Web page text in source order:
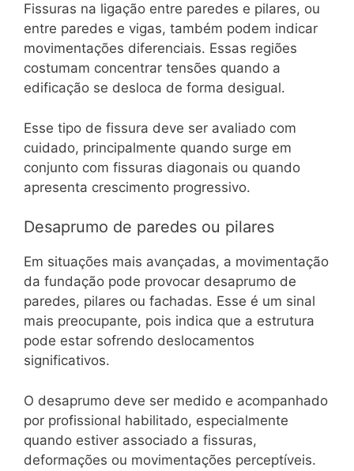
Fissuras na ligação entre paredes e pilares, ou
entre paredes e vigas, também podem indicar
movimentações diferenciais. Essas regiões
costumam concentrar tensões quando a
edificação se desloca de forma desigual.
Esse tipo de fissura deve ser avaliado com
cuidado, principalmente quando surge em
conjunto com fissuras diagonais ou quando
apresenta crescimento progressivo.
Desaprumo de paredes ou pilares
Em situações mais avançadas, a movimentação
da fundação pode provocar desaprumo de
paredes, pilares ou fachadas. Esse é um sinal
mais preocupante, pois indica que a estrutura
pode estar sofrendo deslocamentos
significativos.
O desaprumo deve ser medido e acompanhado
por profissional habilitado, especialmente
quando estiver associado a fissuras,
deformações ou movimentações perceptíveis.